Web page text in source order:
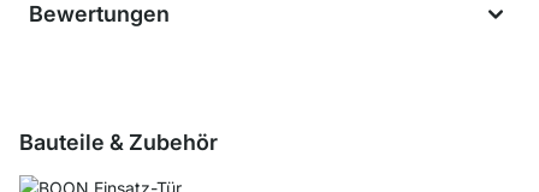
Bewertungen
Bauteile & Zubehör